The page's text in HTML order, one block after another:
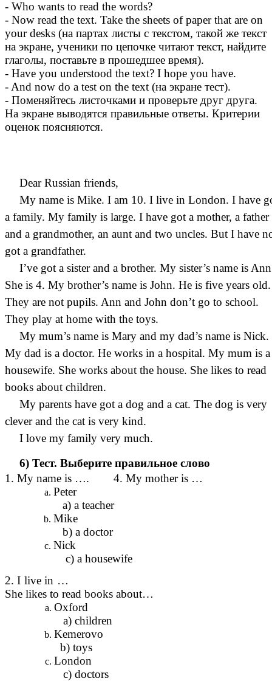
- Who wants to read the words?
- Now read the text. Take the sheets of paper that are on
your desks (на партах листы с текстом, такой же текст
на экране, ученики по цепочке читают текст, найдите
глаголы, поставьте в прошедшее время).
- Have you understood the text? I hope you have.
- And now do a test on the text (на экране тест).
- Поменяйтесь листочками и проверьте друг друга.
На экране выводятся правильные ответы. Критерии
оценок поясняются.
Dear Russian friends,
My name is Mike. I am 10. I live in London. I have
a family. My family is large. I have got a mother, a father
and a grandmother, an aunt and two uncles. But I have
got a grandfather.
I’ve got a sister and a brother. My sister’s name is
She is 4. My brother’s name is John. He is five years old.
They are not pupils. Ann and John don’t go to school.
They play at home with the toys.
My mum’s name is Mary and my dad’s name is Nick.
My dad is a doctor. He works in a hospital. My mum is a
housewife. She works about the house. She likes to read
books about children.
My parents have got a dog and a cat. The dog is very
clever and the cat is very kind.
I love my family very much.
6) Тест. Выберите правильное слово
1. My name is …. 4. My mother is …
a) a teacher
b) a doctor
c) a housewife
2. I live in …
She likes to read books about…
a) children
b) toys
c) doctors